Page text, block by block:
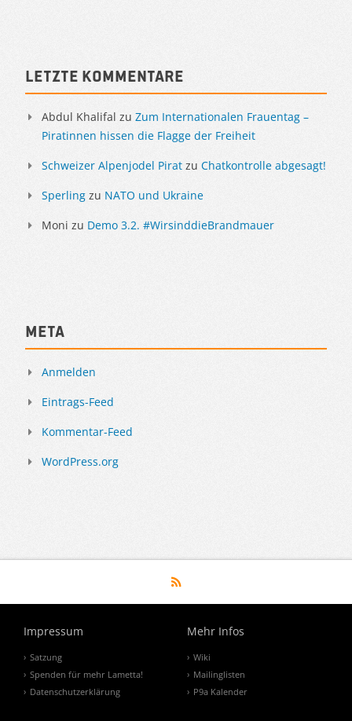
Letzte Kommentare
Abdul Khalifal zu Zum Internationalen Frauentag –
Piratinnen hissen die Flagge der Freiheit
Schweizer Alpenjodel Pirat zu Chatkontrolle abgesagt!
Sperling zu NATO und Ukraine
Moni zu Demo 3.2. #WirsinddieBrandmauer
Meta
Anmelden
Eintrags-Feed
Kommentar-Feed
WordPress.org
Impressum
Satzung
Spenden für mehr Lametta!
Datenschutzerklärung
Mehr Infos
Wiki
Mailinglisten
P9a Kalender